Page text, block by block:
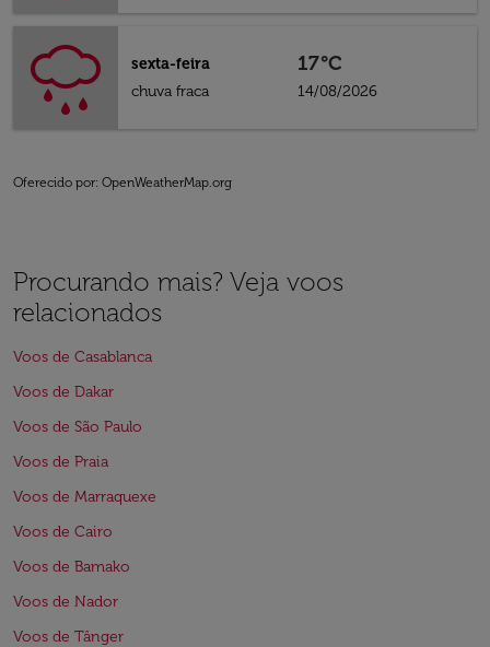
sexta-feira
chuva fraca
17°C
14/08/2026
Oferecido por: OpenWeatherMap.org
Procurando mais? Veja voos
relacionados
Voos de Casablanca
Voos de Dakar
Voos de São Paulo
Voos de Praia
Voos de Marraquexe
Voos de Cairo
Voos de Bamako
Voos de Nador
Voos de Tânger